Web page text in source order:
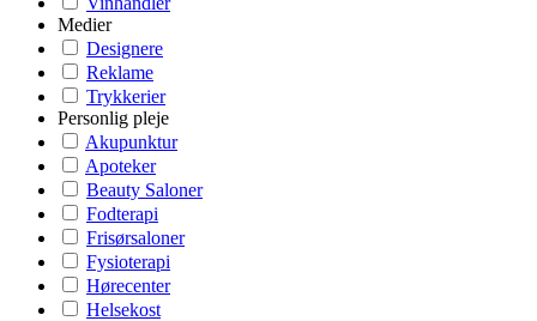
Medier
Designere
Reklame
Trykkerier
Personlig pleje
Akupunktur
Apoteker
Beauty Saloner
Fodterapi
Frisørsaloner
Fysioterapi
Hørecenter
Helsekost